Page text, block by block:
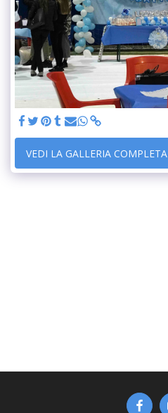
VEDI LA GALLERIA COMPLETA